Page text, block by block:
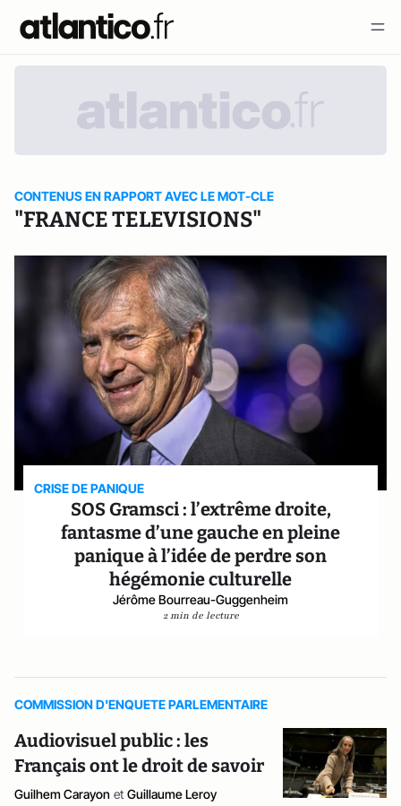
CONTENUS EN RAPPORT AVEC LE MOT-CLE
"FRANCE TELEVISIONS"
CRISE DE PANIQUE
SOS Gramsci : l’extrême droite,
fantasme d’une gauche en pleine
panique à l’idée de perdre son
hégémonie culturelle
Jérôme Bourreau-Guggenheim
2 min de lecture
COMMISSION D'ENQUETE PARLEMENTAIRE
Audiovisuel public : les
Français ont le droit de savoir
Guilhem Carayon et Guillaume Leroy